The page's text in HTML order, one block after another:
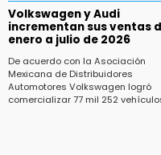
Volkswagen y Audi
incrementan sus ventas
enero a julio de 2026
De acuerdo con la Asociación
Mexicana de Distribuidores
Automotores Volkswagen logró
comercializar 77 mil 252